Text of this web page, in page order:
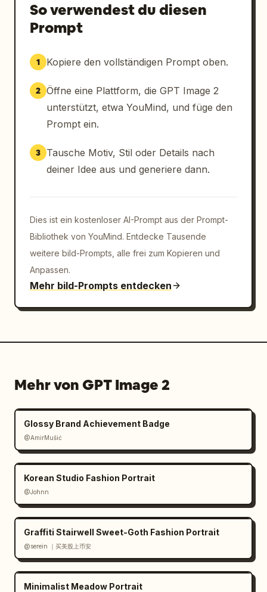
So verwendest du diesen
Prompt
1 Kopiere den vollständigen Prompt oben.
2 Öffne eine Plattform, die GPT Image 2
unterstützt, etwa YouMind, und füge den
Prompt ein.
3
Tausche Motiv, Stil oder Details nach
deiner Idee aus und generiere dann.
Dies ist ein kostenloser AI-Prompt aus der Prompt-
Bibliothek von YouMind. Entdecke Tausende
weitere bild-Prompts, alle frei zum Kopieren und
Anpassen.
Mehr bild-Prompts entdecken
Mehr von GPT Image 2
Glossy Brand Achievement Badge
@AmirMušić
Korean Studio Fashion Portrait
@Johnn
Graffiti Stairwell Sweet-Goth Fashion Portrait
@serein ｜买美股上币安
Minimalist Meadow Portrait